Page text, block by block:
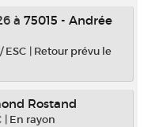
à 75015 - Andrée
ESC | Retour prévu le
Rostand
| En rayon